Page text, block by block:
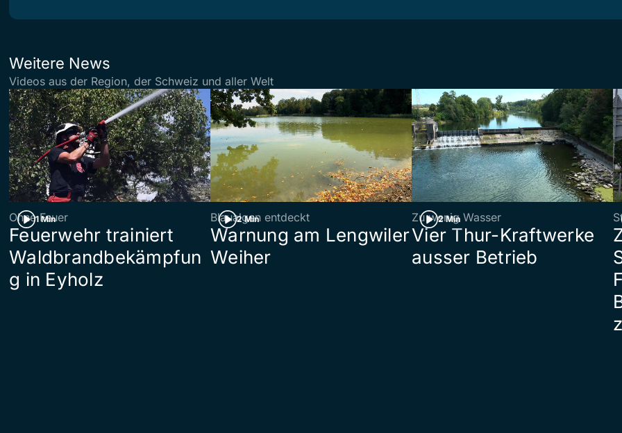
Weitere News
Videos aus der Region, der Schweiz und aller Welt
1 Min
Ohne Feuer
Feuerwehr trainiert
Waldbrandbekämpfun
g in Eyholz
2 Min
Blaualgen entdeckt
Warnung am Lengwiler
Weiher
2 Min
Zu wenig Wasser
Vier Thur-Kraftwerke
ausser Betrieb